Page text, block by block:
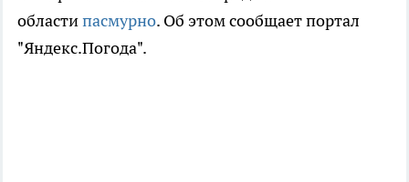
областипасмурно. Об этом сообщает портал
"Яндекс.Погода".